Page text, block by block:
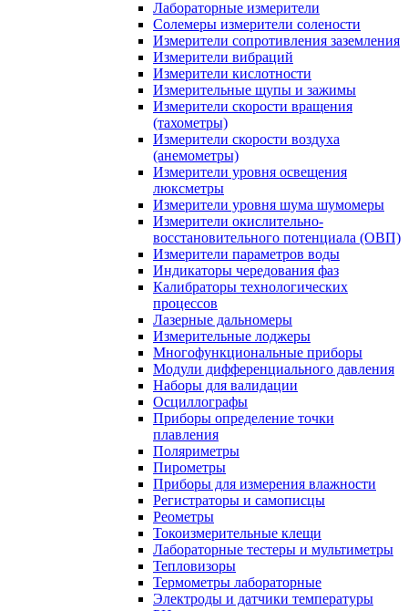
Лабораторные измерители
Солемеры измерители солености
Измерители сопротивления заземления
Измерители вибраций
Измерители кислотности
Измерительные щупы и зажимы
Измерители скорости вращения
(тахометры)
Измерители скорости воздуха
(анемометры)
Измерители уровня освещения
люксметры
Измерители уровня шума шумомеры
Измерители окислительно-
восстановительного потенциала (ОВП)
Измерители параметров воды
Индикаторы чередования фаз
Калибраторы технологических
процессов
Лазерные дальномеры
Измерительные лоджеры
Многофункциональные приборы
Модули дифференциального давления
Наборы для валидации
Осциллографы
Приборы определение точки
плавления
Поляриметры
Пирометры
Приборы для измерения влажности
Регистраторы и самописцы
Реометры
Токоизмерительные клещи
Лабораторные тестеры и мультиметры
Тепловизоры
Термометры лабораторные
Электроды и датчики температуры